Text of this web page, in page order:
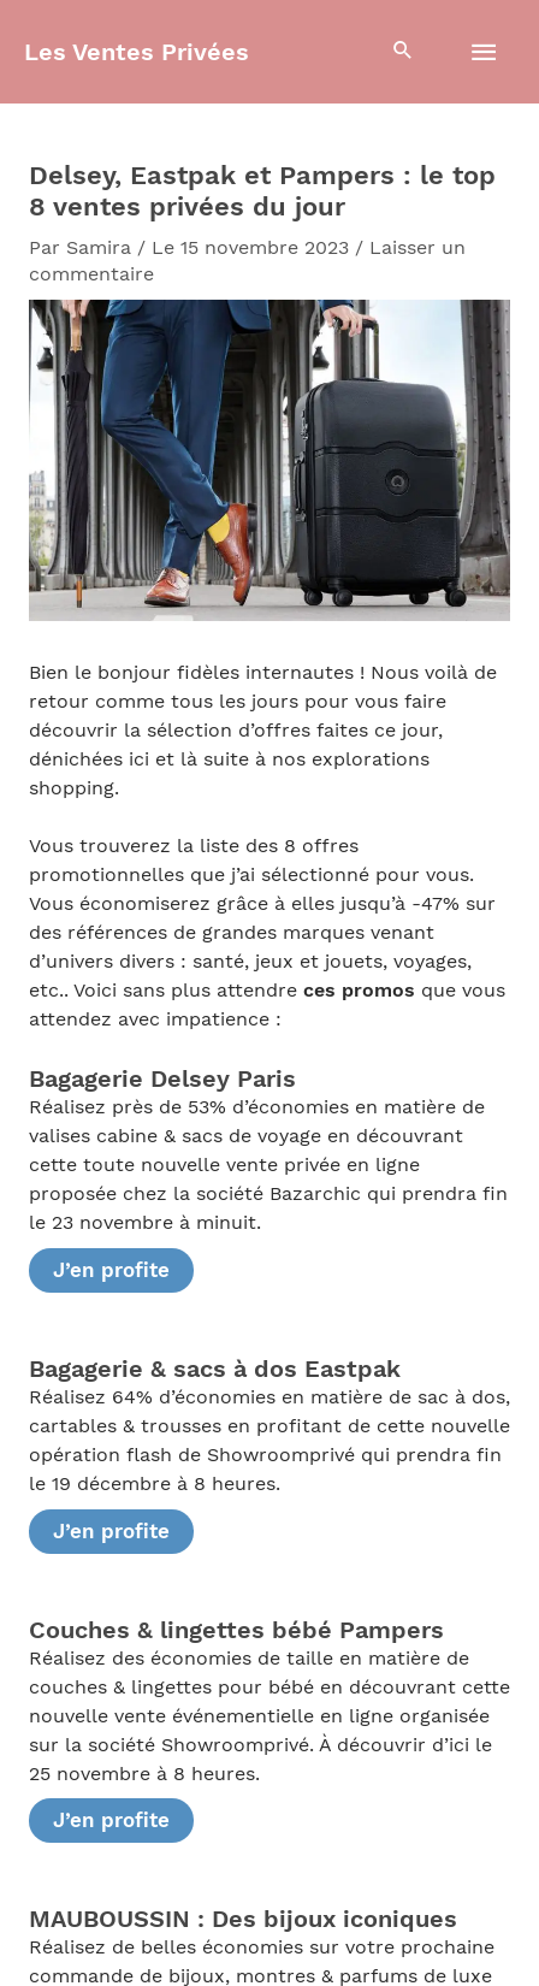
Les Ventes Privées
Delsey, Eastpak et Pampers : le top
8 ventes privées du jour
Par Samira / Le 15 novembre 2023 / Laisser un
commentaire
Bien le bonjour fidèles internautes ! Nous voilà de
retour comme tous les jours pour vous faire
découvrir la sélection d’offres faites ce jour,
dénichées ici et là suite à nos explorations
shopping.
Vous trouverez la liste des 8 offres
promotionnelles que j’ai sélectionné pour vous.
Vous économiserez grâce à elles jusqu’à -47% sur
des références de grandes marques venant
d’univers divers : santé, jeux et jouets, voyages,
etc.. Voici sans plus attendre ces promos que vous
attendez avec impatience :
Bagagerie Delsey Paris
Réalisez près de 53% d’économies en matière de
valises cabine & sacs de voyage en découvrant
cette toute nouvelle vente privée en ligne
proposée chez la société Bazarchic qui prendra fin
le 23 novembre à minuit.
J’en profite
Bagagerie & sacs à dos Eastpak
Réalisez 64% d’économies en matière de sac à dos,
cartables & trousses en profitant de cette nouvelle
opération flash de Showroomprivé qui prendra fin
le 19 décembre à 8 heures.
J’en profite
Couches & lingettes bébé Pampers
Réalisez des économies de taille en matière de
couches & lingettes pour bébé en découvrant cette
nouvelle vente événementielle en ligne organisée
sur la société Showroomprivé. À découvrir d’ici le
25 novembre à 8 heures.
J’en profite
MAUBOUSSIN : Des bijoux iconiques
Réalisez de belles économies sur votre prochaine
commande de bijoux, montres & parfums de luxe